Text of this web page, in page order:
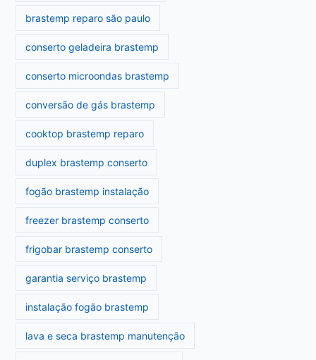
brastemp reparo são paulo
conserto geladeira brastemp
conserto microondas brastemp
conversão de gás brastemp
cooktop brastemp reparo
duplex brastemp conserto
fogão brastemp instalação
freezer brastemp conserto
frigobar brastemp conserto
garantia serviço brastemp
instalação fogão brastemp
lava e seca brastemp manutenção